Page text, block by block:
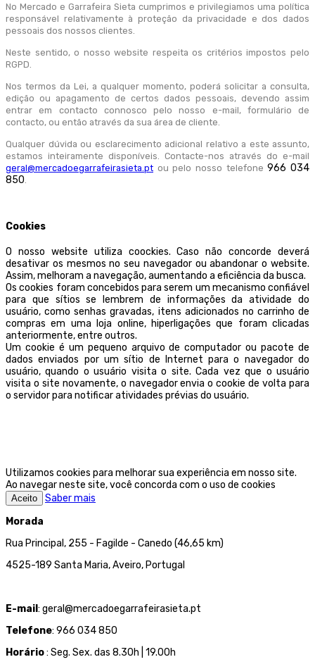
No Mercado e Garrafeira Sieta cumprimos e privilegiamos uma política
responsável relativamente à proteção da privacidade e dos dados
pessoais dos nossos clientes.
Neste sentido, o nosso website respeita os critérios impostos pelo
RGPD.
Nos termos da Lei, a qualquer momento, poderá solicitar a consulta,
edição ou apagamento de certos dados pessoais, devendo assim
entrar em contacto connosco pelo nosso e-mail, formulário de
contacto, ou então através da sua área de cliente.
Qualquer dúvida ou esclarecimento adicional relativo a este assunto,
estamos inteiramente disponíveis. Contacte-nos através do e-mail
geral@mercadoegarrafeirasieta.pt ou pelo nosso telefone966 034
850
Cookies
O nosso website utiliza coockies. Caso não concorde deverá
desativar os mesmos no seu navegador ou abandonar o website.
Assim, melhoram a navegação, aumentando a eficiência da busca.
Os cookies foram concebidos para serem um mecanismo confiável
para que sítios se lembrem de informações da atividade do
usuário, como senhas gravadas, itens adicionados no carrinho de
compras em uma loja online, hiperligações que foram clicadas
anteriormente, entre outros.
Um cookie é um pequeno arquivo de computador ou pacote de
dados enviados por um sítio de Internet para o navegador do
usuário, quando o usuário visita o site. Cada vez que o usuário
visita o site novamente, o navegador envia o cookie de volta para
o servidor para notificar atividades prévias do usuário.
Utilizamos cookies para melhorar sua experiência em nosso site.
Ao navegar neste site, você concorda com o uso de cookies
Aceito
Saber mais
Morada
Rua Principal, 255 - Fagilde - Canedo (46,65 km)
4525-189 Santa Maria, Aveiro, Portugal
E-mail : geral@mercadoegarrafeirasieta.pt
Telefone: 966 034 850
Horário: Seg. Sex. das 8.30h | 19.00h